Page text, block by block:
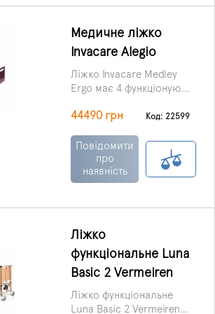
Медичне ліжко
Invacare Alegio
Ліжко Invacare Medley
Ergo має 4 функціонуючі
регулювання положення
ножного відділу.
44490 грн Код: 22599
Повідомити
про
наявність
Ліжко
функціональне Luna
Basic 2 Vermeiren
Ліжко функціональне
Luna Basic 2 Vermeiren -